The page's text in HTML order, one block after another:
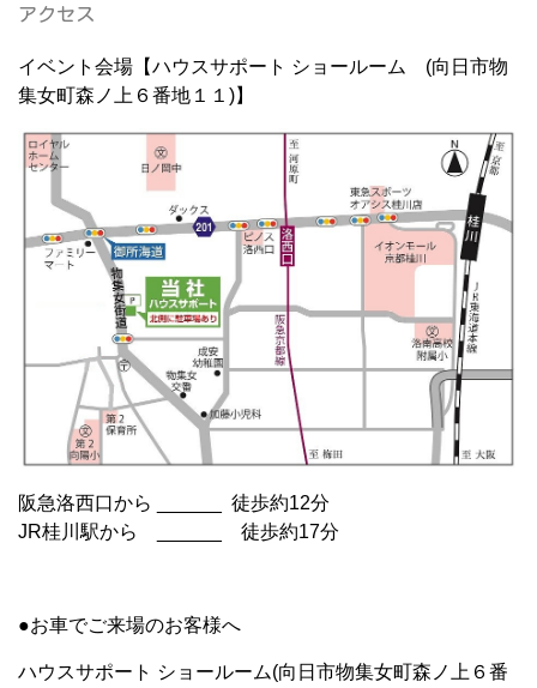
アクセス
イベント会場【ハウスサポート ショールーム (向日市物
集女町森ノ上６番地１１)】
阪急洛西口から ______ 徒歩約12分
JR桂川駅から ______ 徒歩約17分
●お車でご来場のお客様へ
ハウスサポート ショールーム(向日市物集女町森ノ上６番